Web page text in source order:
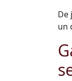
De
un